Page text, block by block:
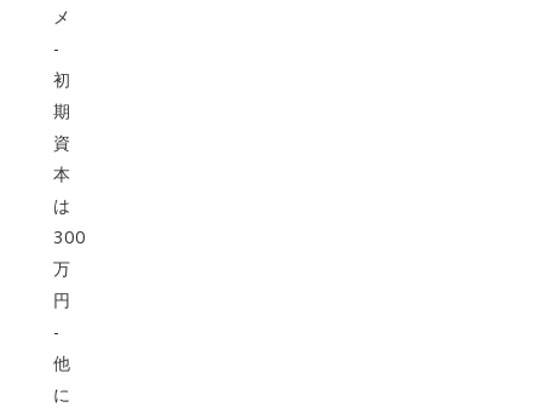
メ
-
初
期
資
本
は
300
万
円
-
他
に